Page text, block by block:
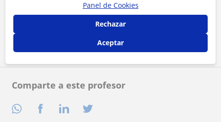
Comparte a este profesor
Al hacer clic, aceptas nuestro aviso legaly de
Panel de Cookies
Rechazar
Aceptar